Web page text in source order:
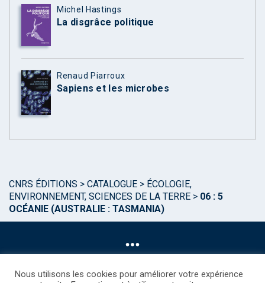
Michel Hastings
La disgrâce politique
Renaud Piarroux
Sapiens et les microbes
CNRS ÉDITIONS > CATALOGUE > ÉCOLOGIE,
ENVIRONNEMENT, SCIENCES DE LA TERRE > 06 : 5
OCÉANIE (AUSTRALIE : TASMANIA)
Nous utilisons les cookies pour améliorer votre expérience